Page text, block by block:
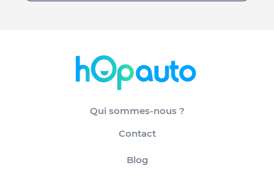
Qui sommes-nous ?
Contact
Blog